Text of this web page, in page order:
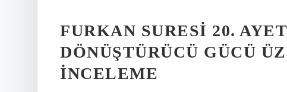
FURKAN SURESI 20.
DÖNÜŞTÜRÜCÜ GÜCÜ
İNCELEME